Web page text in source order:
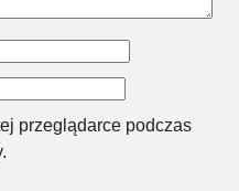
przeglądarce podczas